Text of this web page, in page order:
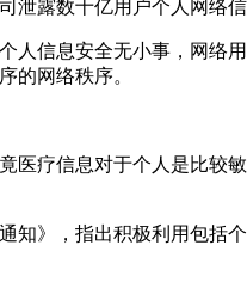
泄露数十亿用户个人网络信
人信息安全无小事，网络
的网络秩序。
医疗信息对于个人是比较
知》，指出积极利用包括